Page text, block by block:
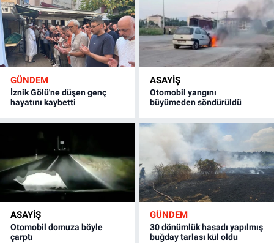
GÜNDEM
İznik Gölü'ne düşen genç
hayatını kaybetti
ASAYİŞ
Otomobil yangını
büyümeden söndürüldü
ASAYİŞ
Otomobil domuza böyle
çarptı
GÜNDEM
30 dönümlük hasadı yapılmış
buğday tarlası kül oldu